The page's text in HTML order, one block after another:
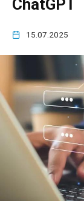
ChatGPT
15.07.2025